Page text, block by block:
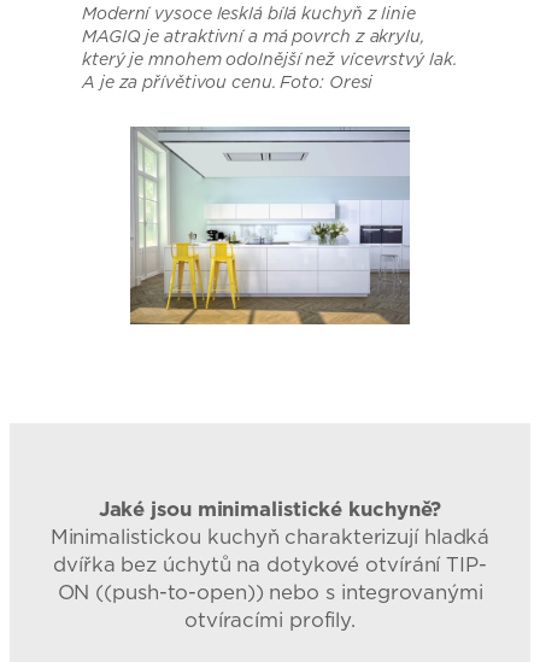
Moderní vysoce lesklá bílá kuchyň z linie
MAGIQ je atraktivní a má povrch z akrylu,
který je mnohem odolnější než vícevrstvý lak.
A je za přívětivou cenu. Foto: Oresi
Jaké jsou minimalistické kuchyně?
Minimalistickou kuchyň charakterizují hladká
dvířka bez úchytů na dotykové otvírání TIP-
ON ((push-to-open)) nebo s integrovanými
otvíracími profily.